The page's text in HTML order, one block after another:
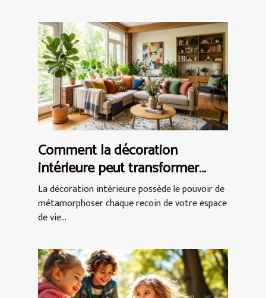
Comment la décoration
intérieure peut transformer
votre espace de vie ?
La décoration intérieure possède le pouvoir de
métamorphoser chaque recoin de votre espace
de vie...